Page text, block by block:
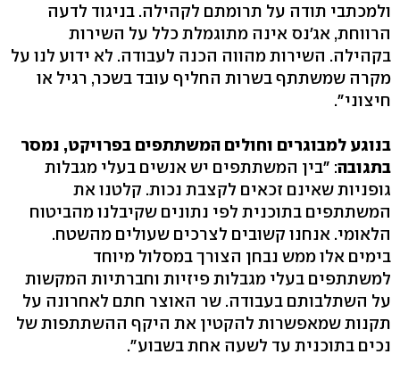
ולמכתבי תודה על תרומתם לקהילה. בניגוד לדעה
הרווחת, אג'נס אינה מתוגמלת כלל על השירות
בקהילה. השירות מהווה הכנה לעבודה. לא ידוע לנו על
מקרה שמשתתף בשרות החליף עובד בשכר, רגיל או
חיצוני".
בנוגע למבוגרים וחולים המשתתפים בפרויקט, נמסר
בתגובה: "בין המשתתפים יש אנשים בעלי מגבלות
גופניות שאינם זכאים לקצבת נכות. קלטנו את
המשתתפים בתוכנית לפי נתונים שקיבלנו מהביטוח
הלאומי. אנחנו קשובים לצרכים שעולים מהשטח.
בימים אלו ממש נבחן הצורך במסלול מיוחד
למשתתפים בעלי מגבלות פיזיות וחברתיות המקשות
על השתלבותם בעבודה. שר האוצר חתם לאחרונה על
תקנות שמאפשרות להקטין את היקף ההשתתפות של
נכים בתוכנית עד לשעה אחת בשבוע".